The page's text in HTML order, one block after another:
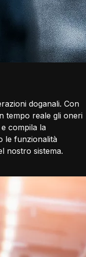
doganali. Con
tempo reale gli oneri
compila la
le funzionalità
nostro sistema.